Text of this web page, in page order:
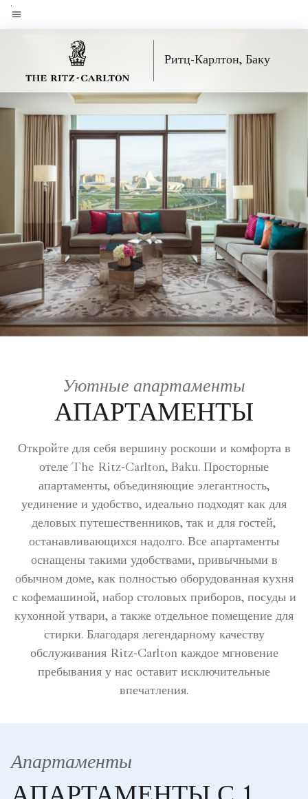
Skip
toТекст меню
Ритц-Карлтон, Баку
Уютные апартаменты
АПАРТАМЕНТЫ
Откройте для себя вершину роскоши и комфорта в
отеле The Ritz-Carlton, Baku. Просторные
апартаменты, объединяющие элегантность,
уединение и удобство, идеально подходят как для
деловых путешественников, так и для гостей,
останавливающихся надолго. Все апартаменты
оснащены такими удобствами, привычными в
обычном доме, как полностью оборудованная кухня
с кофемашиной, набор столовых приборов, посуды и
кухонной утвари, а также отдельное помещение для
стирки. Благодаря легендарному качеству
обслуживания Ritz-Carlton каждое мгновение
пребывания у нас оставит исключительные
впечатления.
Апартаменты